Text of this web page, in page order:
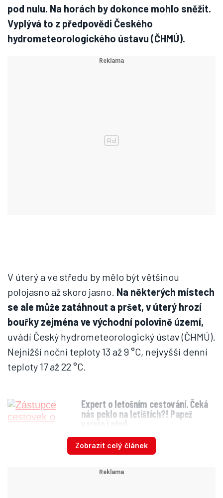
pod nulu. Na horách by dokonce mohlo sněžit.
Vyplývá to z předpovědi Českého
hydrometeorologického ústavu (ČHMÚ).
V úterý a ve středu by mělo být většinou
polojasno až skoro jasno. Na některých místech
se ale může zatáhnout a pršet, v úterý hrozí
bouřky zejména ve východní polovině území,
uvádí Český hydrometeorologický ústav (ČHMÚ).
Nejnižší noční teploty 13 až 9 °C, nejvyšší denní
teploty 17 až 22 °C.
Expert o letošním cestování. Čeká
nás peklo na letištích?! Papež
varuje i před…
Zobrazit celý článek